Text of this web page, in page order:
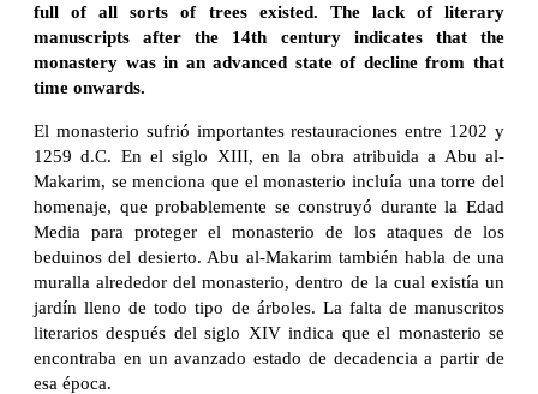
full of all sorts of trees existed. The lack of literary
manuscripts after the 14th century indicates that the
monastery was in an advanced state of decline from that
time onwards.
El monasterio sufrió importantes restauraciones entre 1202 y
1259 d.C. En el siglo XIII, en la obra atribuida a Abu al-
Makarim, se menciona que el monasterio incluía una torre del
homenaje, que probablemente se construyó durante la Edad
Media para proteger el monasterio de los ataques de los
beduinos del desierto. Abu al-Makarim también habla de una
muralla alrededor del monasterio, dentro de la cual existía un
jardín lleno de todo tipo de árboles. La falta de manuscritos
literarios después del siglo XIV indica que el monasterio se
encontraba en un avanzado estado de decadencia a partir de
esa época.